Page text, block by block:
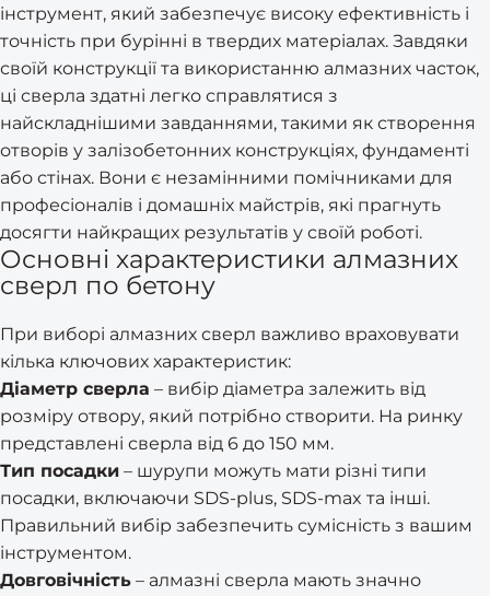
інструмент, який забезпечує високу ефективність і
точність при бурінні в твердих матеріалах. Завдяки
своїй конструкції та використанню алмазних часток,
ці сверла здатні легко справлятися з
найскладнішими завданнями, такими як створення
отворів у залізобетонних конструкціях, фундаменті
або стінах. Вони є незамінними помічниками для
професіоналів і домашніх майстрів, які прагнуть
досягти найкращих результатів у своїй роботі.
Основні характеристики алмазних
сверл по бетону
При виборі алмазних сверл важливо враховувати
кілька ключових характеристик:
Діаметр сверла – вибір діаметра залежить від
розміру отвору, який потрібно створити. На ринку
представлені сверла від 6 до 150 мм.
Тип посадки – шурупи можуть мати різні типи
посадки, включаючи SDS-plus, SDS-max та інші.
Правильний вибір забезпечить сумісність з вашим
інструментом.
Довговічність – алмазні сверла мають значно